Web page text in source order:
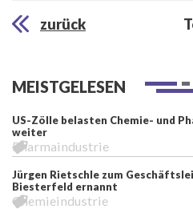
zurück
MEISTGELESEN
US-Zölle belasten Chemie- und
weiter
Pharmaindustrie
Jürgen Rietschle zum
Biesterfeld ernannt
Chemieindustrie